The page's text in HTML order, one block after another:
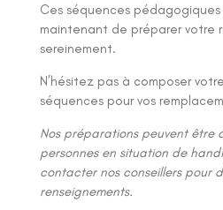
Ces séquences
maintenant de préparer votre
sereinement.
N’hésitez pas à composer
séquences pour vos
Nos préparations peuvent être
personnes en situation de
contacter nos conseillers pour
renseignements.